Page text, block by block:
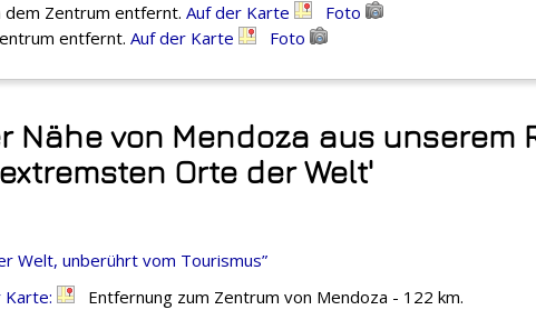
dem Zentrum entfernt. Auf der Karte
Foto
entfernt. Auf der Karte Foto
Nähe von Mendoza aus unserem
Orte der Welt'
Welt, unberührt vom Tourismus”
Karte:
Entfernung zum Zentrum von Mendoza - 122 km.